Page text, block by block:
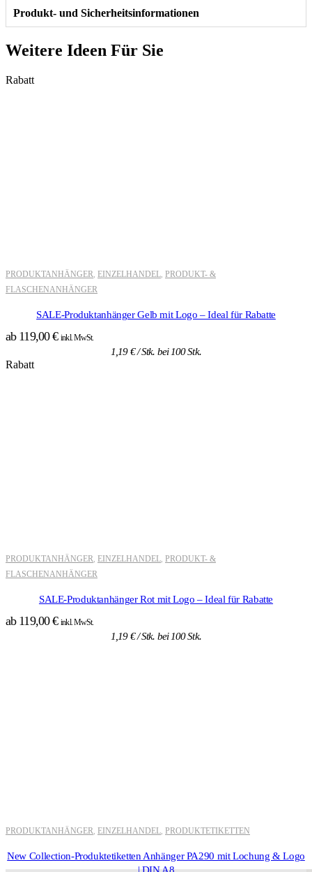
Produkt- und Sicherheitsinformationen
Weitere Ideen Für Sie
Rabatt
PRODUKTANHÄNGER EINZELHANDEL PRODUKT- &
FLASCHENANHÄNGER
SALE-Produktanhänger Gelb mit Logo – Ideal für Rabatte
ab 119,00€ inkl. MwSt.
1,19€/ Stk. bei 100 Stk.
Rabatt
PRODUKTANHÄNGER EINZELHANDEL PRODUKT- &
FLASCHENANHÄNGER
SALE-Produktanhänger Rot mit Logo – Ideal für Rabatte
ab 119,00€ inkl. MwSt.
1,19€/ Stk. bei 100 Stk.
PRODUKTANHÄNGER EINZELHANDEL PRODUKTETIKETTEN
New Collection-Produktetiketten Anhänger PA290 mit Lochung & Logo
| DIN A8